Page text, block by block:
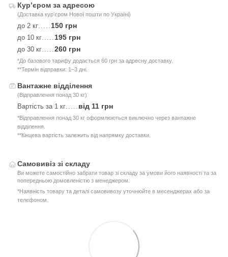
Курʼєром за адресою
(Доставка курʼєром Нової пошти по Україні)
до 2 кг 150 грн
до 10 кг 195 грн
до 30 кг 260 грн
*До базового тарифу додається 60 грн за адресну доставку.
**Термін відправки: 1–3 дні.
Вантажне відділення
(Відправлення понад 30 кг)
Вартість за 1 кг від 11 грн
*Відправлення понад 30 кг оформлюються виключно через вантажне
відділення.
**Кінцева вартість залежить від напрямку доставки.
Самовивіз зі складу
Ви можете самостійно забрати товар зі складу за умови його наявності та за
попередньою домовленістю з менеджером.
*Наявність товару та деталі самовивозу уточнюйте в месенджерах або за
телефоном.